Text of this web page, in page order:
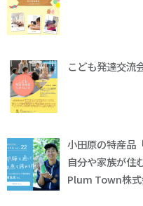
こども発達交
小田原の特産品
自分や家族が住
Plum Town株式